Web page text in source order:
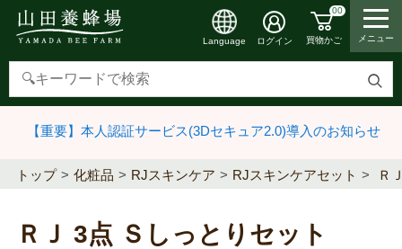
検
す
Language ログイン
00
買物かご メニュー
【重要】本人認証サービス(3Dセキュア2.0)導入のお知らせ
トップ 化粧品 RJスキンケア RJスキンケアセット Ｒ
ＲＪ 3点 Ｓしっとりセット